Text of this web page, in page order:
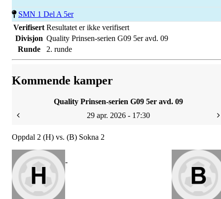
SMN 1 Del A 5er
Verifisert Resultatet er ikke verifisert
Divisjon Quality Prinsen-serien G09 5er avd. 09
Runde
2. runde
Kommende kamper
Quality Prinsen-serien G09 5er avd. 09
29 apr. 2026 - 17:30
Oppdal 2 (H) vs. (B) Sokna 2
-